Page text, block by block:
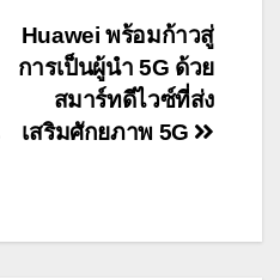
Huawei พร้อมก้าวสู่
การเป็นผู้นำ 5G ด้วย
สมาร์ทดีไวซ์ที่ส่ง
เสริมศักยภาพ 5G